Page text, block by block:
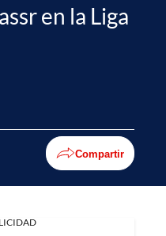
en la Liga
Compartir